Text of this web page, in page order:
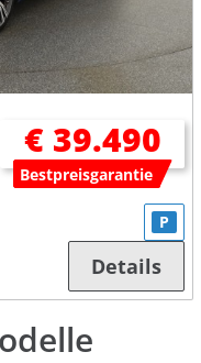
€ 39.490
Bestpreisgarantie
P
Details